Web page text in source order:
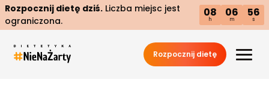
Rozpocznij dietę dziś. Liczba miejsc jest
ograniczona.
08
h
06
m
55
s
Rozpocznij dietę